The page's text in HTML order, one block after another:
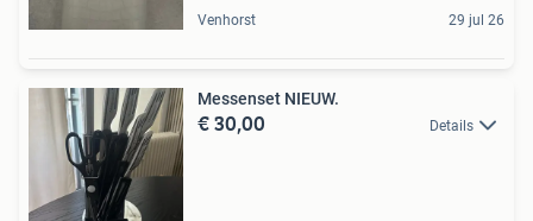
Venhorst 29 jul 26
Messenset NIEUW.
€ 30,00 Details